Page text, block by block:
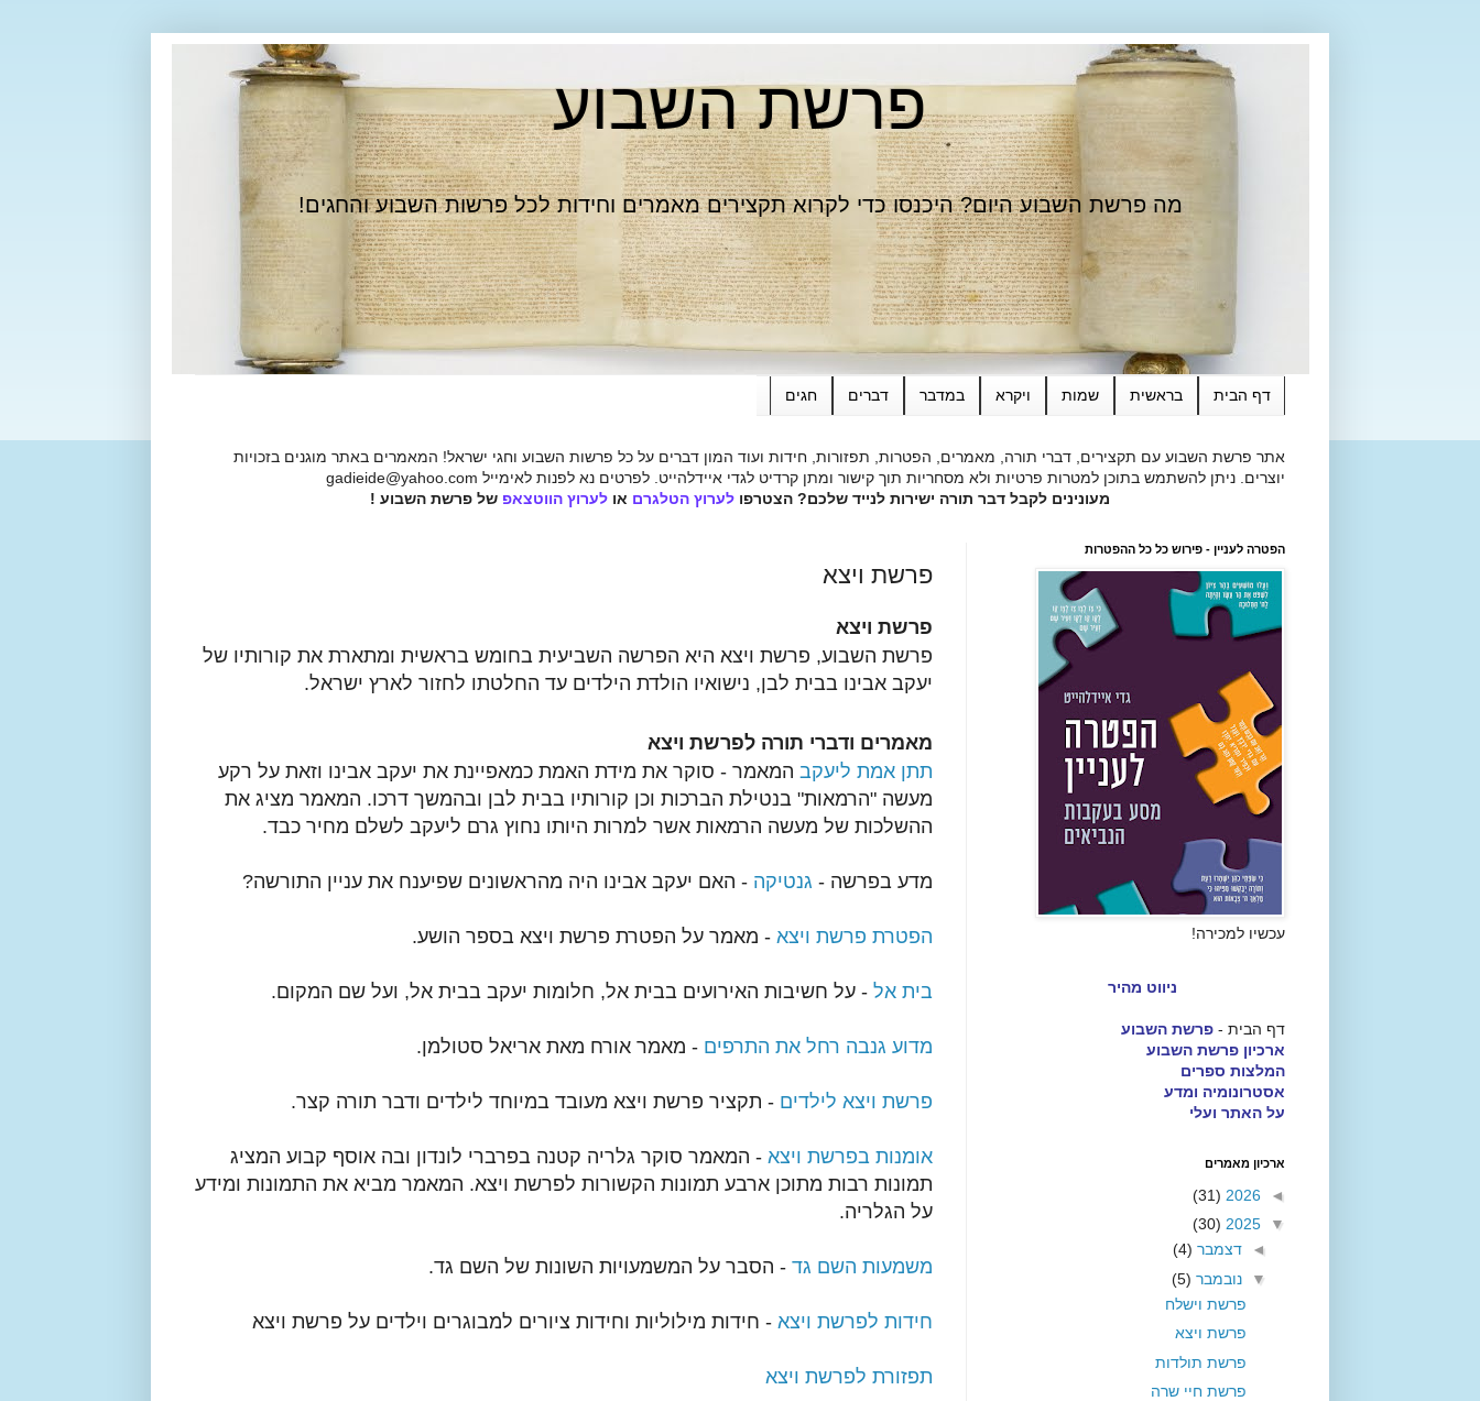
פרשת השבוע
מה פרשת השבוע היום? היכנסו כדי לקרוא תקצירים מאמרים וחידות לכל פרשות השבוע והחגים!
דף הבית בראשית שמות ויקרא במדבר דברים חגים
אתר פרשת השבוע עם תקצירים, דברי תורה, מאמרים, הפטרות, תפזורות, חידות ועוד המון דברים על כל פרשות השבוע וחגי ישראל! המאמרים באתר מוגנים בזכויות
יוצרים. ניתן להשתמש בתוכן למטרות פרטיות ולא מסחריות תוך קישור ומתן קרדיט לגדי איידלהייט. לפרטים נא לפנות לאימייל gadieide@yahoo.com
מעונינים לקבל דבר תורה ישירות לנייד שלכם? הצטרפו לערוץ הטלגרם או לערוץ הווטצאפ של פרשת השבוע !
פרשת ויצא
פרשת ויצא
פרשת השבוע, פרשת ויצא היא הפרשה השביעית בחומש בראשית ומתארת את קורותיו של
יעקב אבינו בבית לבן, נישואיו הולדת הילדים עד החלטתו לחזור לארץ ישראל.
מאמרים ודברי תורה לפרשת ויצא
תתן אמת ליעקב המאמר - סוקר את מידת האמת כמאפיינת את יעקב אבינו וזאת על רקע
מעשה "הרמאות" בנטילת הברכות וכן קורותיו בבית לבן ובהמשך דרכו. המאמר מציג את
ההשלכות של מעשה הרמאות אשר למרות היותו נחוץ גרם ליעקב לשלם מחיר כבד.
מדע בפרשה - גנטיקה - האם יעקב אבינו היה מהראשונים שפיענח את עניין התורשה?
הפטרת פרשת ויצא - מאמר על הפטרת פרשת ויצא בספר הושע.
בית אל - על חשיבות האירועים בבית אל, חלומות יעקב בבית אל, ועל שם המקום.
מדוע גנבה רחל את התרפים - מאמר אורח מאת אריאל סטולמן.
פרשת ויצא לילדים - תקציר פרשת ויצא מעובד במיוחד לילדים ודבר תורה קצר.
אומנות בפרשת ויצא - המאמר סוקר גלריה קטנה בפרברי לונדון ובה אוסף קבוע המציג
תמונות רבות מתוכן ארבע תמונות הקשורות לפרשת ויצא. המאמר מביא את התמונות ומידע
על הגלריה.
משמעות השם גד - הסבר על המשמעויות השונות של השם גד.
חידות לפרשת ויצא - חידות מילוליות וחידות ציורים למבוגרים וילדים על פרשת ויצא
תפזורת לפרשת ויצא
הפטרה לעניין - פירוש כל כל ההפטרות
עכשיו למכירה!
ניווט מהיר
דף הבית - פרשת השבוע
ארכיון פרשת השבוע
המלצות ספרים
אסטרונומיה ומדע
על האתר ועלי
ארכיון מאמרים
◄
2026
(31)
▼
2025
(30)
◄ דצמבר (4)
▼ נובמבר (5)
פרשת וישלח
פרשת ויצא
פרשת תולדות
פרשת חיי שרה